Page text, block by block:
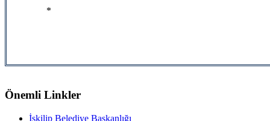
*
Önemli Linkler
İskilip Belediye Başkanlığı